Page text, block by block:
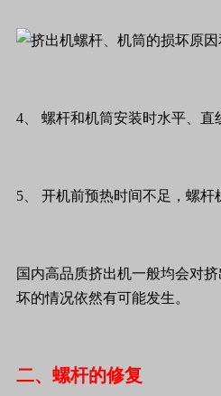
4 螺杆和机筒安装时水平、直
5 开机前预热时间不足，螺杆
国内高品质挤出机一般均会对
坏的情况依然有可能发生。
二、螺杆的修复